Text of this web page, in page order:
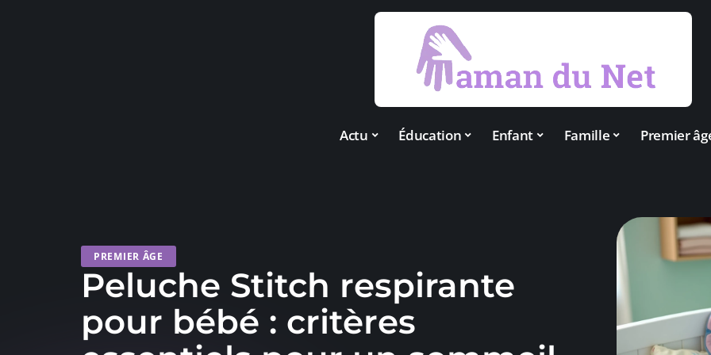
Actu Éducation Enfant Famille Premier
PREMIER ÂGE
Peluche Stitch respirante
pour bébé : critères